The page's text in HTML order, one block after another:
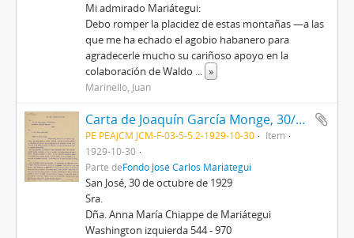
Mi admirado Mariátegui:
Debo romper la placidez de estas montañas —a las
que me ha echado el agobio habanero para
agradecerle mucho su cariñoso apoyo en la
colaboración de Waldo ... »
Marinello, Juan
Carta de Joaquín García Monge, 30/10/1929
PE PEAJCM JCM-F-03-5-5.2-1929-10-30
Item
1929-10-30
Parte deFondo José Carlos Mariátegui
San José, 30 de octubre de 1929
Sra.
Dña. Anna María Chiappe de Mariátegui
Washington izquierda 544 - 970